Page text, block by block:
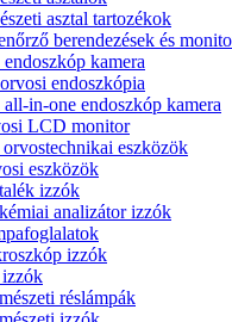
asztal tartozékok
berendezések és
kamera
endoszkópia
in-one endoszkóp kamera
LCD monitor
eszközök
eszközök
izzók
analizátor izzók
izzók
réslámpák